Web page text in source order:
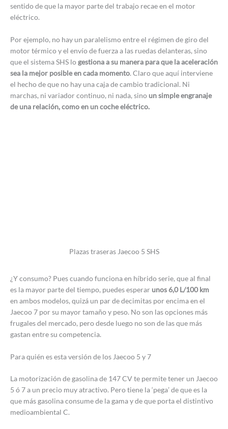
sentido de que la mayor parte del trabajo recae en el motor
eléctrico.
Por ejemplo, no hay un paralelismo entre el régimen de giro del
motor térmico y el envío de fuerza a las ruedas delanteras, sino
que el sistema SHS logestiona a su manera para que la aceleración
sea la mejor posible en cada momento. Claro que aquí interviene
el hecho de que no hay una caja de cambio tradicional. Ni
marchas, ni variador continuo, ni nada, sino un simple engranaje
de una relación, como en un coche eléctrico.
Plazas traseras Jaecoo 5 SHS
¿Y consumo? Pues cuando funciona en híbrido serie, que al final
es la mayor parte del tiempo, puedes esperar unos 6,0 L/100 km
en ambos modelos, quizá un par de decimitas por encima en el
Jaecoo 7 por su mayor tamaño y peso. No son las opciones más
frugales del mercado, pero desde luego no son de las que más
gastan entre su competencia.
Para quién es esta versión de los Jaecoo 5 y 7
La motorización de gasolina de 147 CV te permite tener un Jaecoo
5 ó 7 a un precio muy atractivo. Pero tiene la ‘pega’ de que es la
que más gasolina consume de la gama y de que porta el distintivo
medioambiental C.